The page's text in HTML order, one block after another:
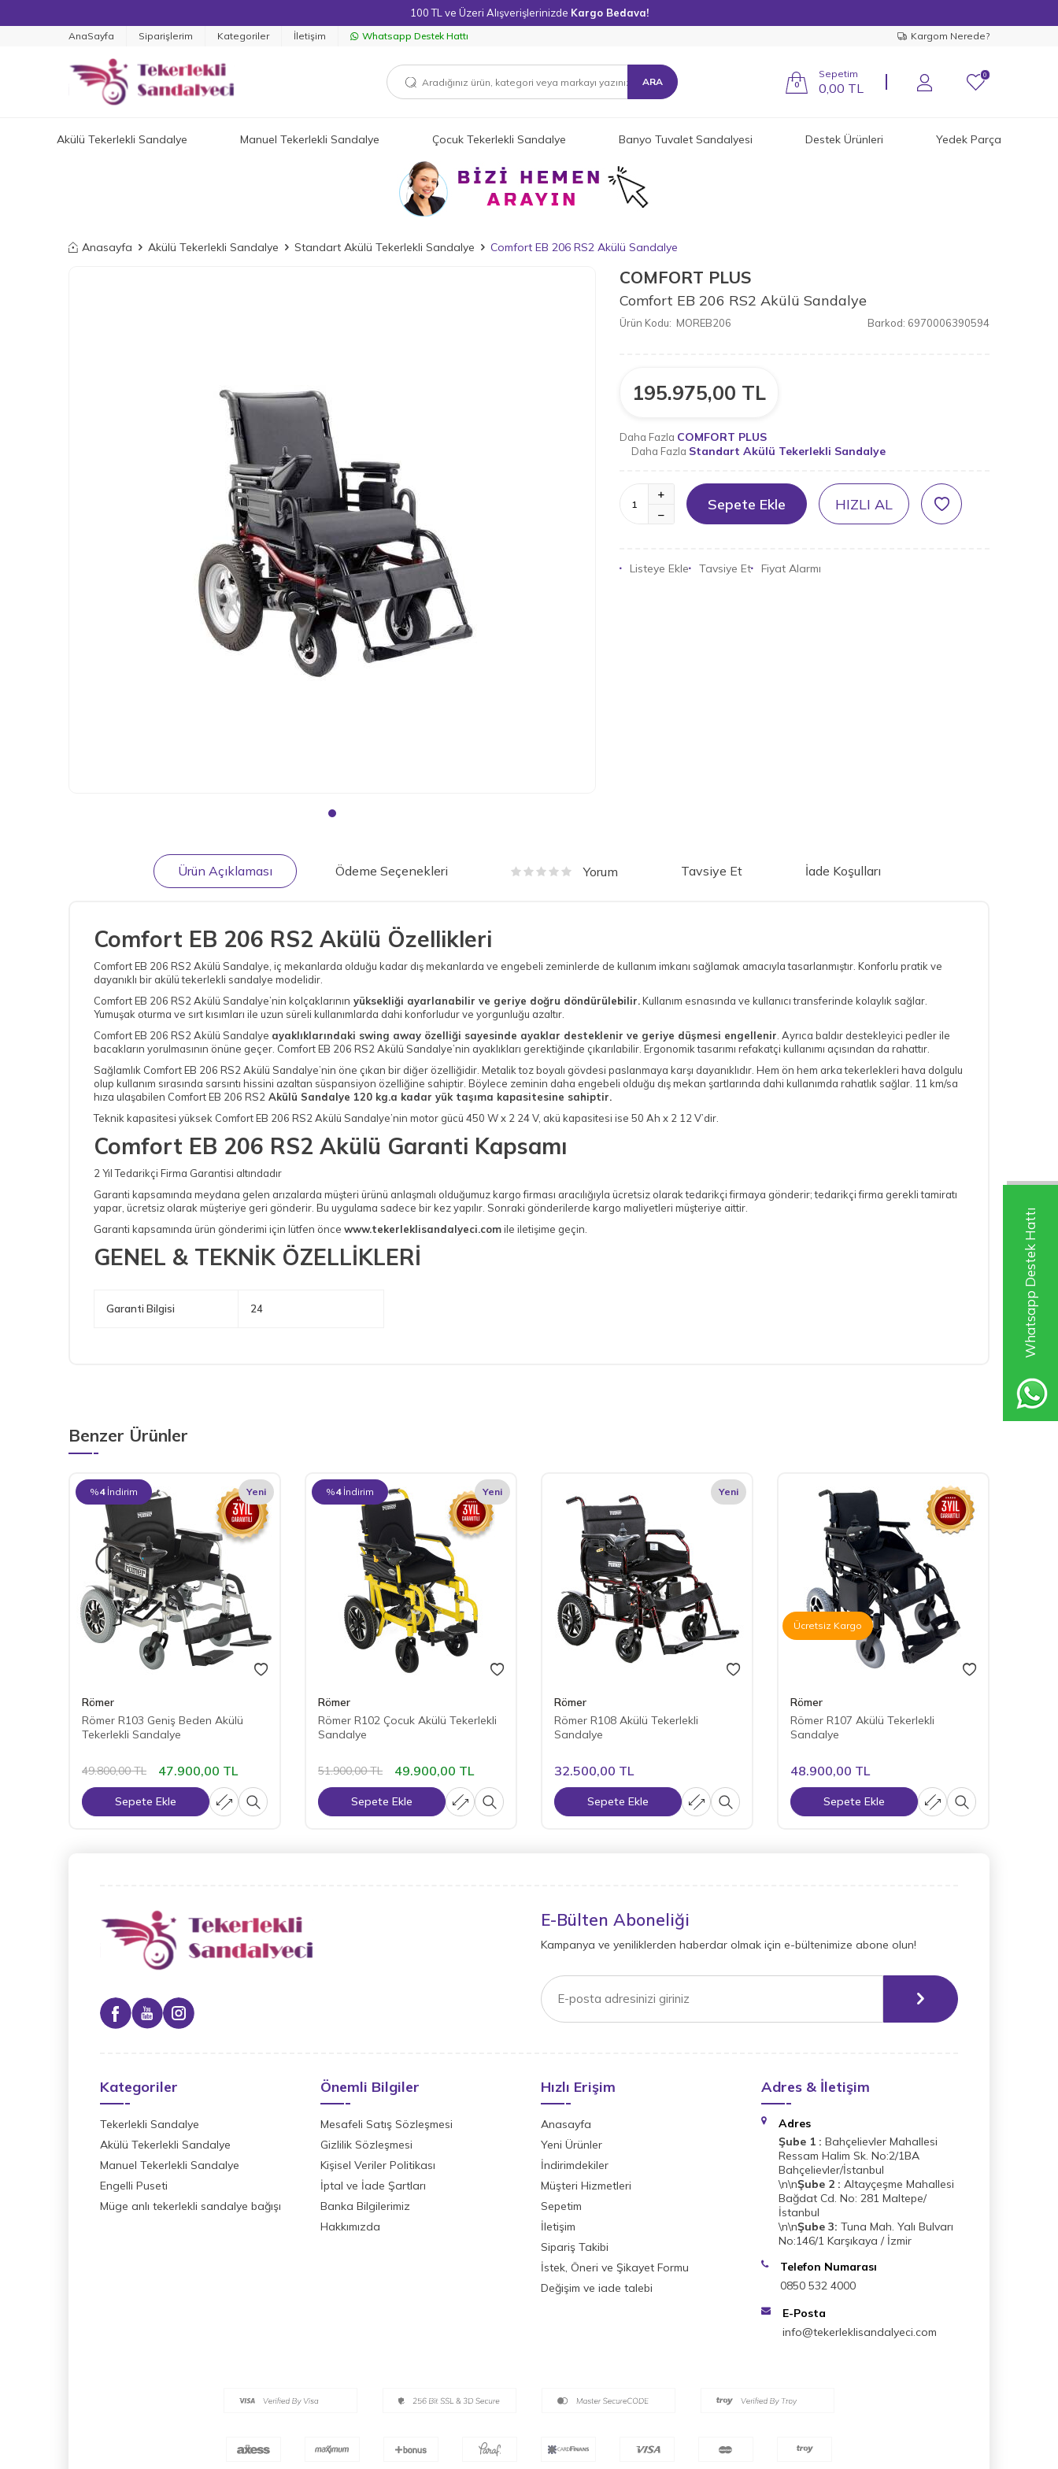
Whatsapp Destek Hattı
100 TL ve Üzeri Alışverişlerinizde Kargo Bedava!
AnaSayfa Siparişlerim Kategoriler İletişim Whatsapp Destek Hattı Kargom Nerede?
ARA 0
Sepetim
0,00 TL
0
Akülü Tekerlekli Sandalye Manuel Tekerlekli Sandalye Çocuk Tekerlekli Sandalye Banyo Tuvalet Sandalyesi Destek Ürünleri Yedek Parça
Anasayfa Akülü Tekerlekli Sandalye Standart Akülü Tekerlekli Sandalye Comfort EB 206 RS2 Akülü Sandalye
COMFORT PLUS
Comfort EB 206 RS2 Akülü Sandalye
Ürün Kodu: MOREB206 Barkod: 6970006390594
195.975,00 TL
Daha Fazla COMFORT PLUS
Daha Fazla Standart Akülü Tekerlekli Sandalye
Sepete Ekle HIZLI AL
Listeye Ekle Tavsiye Et Fiyat Alarmı
Ürün Açıklaması Ödeme Seçenekleri Yorum Tavsiye Et İade Koşulları
Comfort EB 206 RS2 Akülü Özellikleri
Comfort EB 206 RS2 Akülü Sandalye, iç mekanlarda olduğu kadar dış mekanlarda ve engebeli zeminlerde de kullanım imkanı sağlamak amacıyla tasarlanmıştır. Konforlu pratik ve
dayanıklı bir akülü tekerlekli sandalye modelidir.
Comfort EB 206 RS2 Akülü Sandalye’nin kolçaklarının yüksekliği ayarlanabilir ve geriye doğru döndürülebilir.Kullanım esnasında ve kullanıcı transferinde kolaylık sağlar.
Yumuşak oturma ve sırt kısımları ile uzun süreli kullanımlarda dahi konforludur ve yorgunluğu azaltır.
Comfort EB 206 RS2 Akülü Sandalye ayaklıklarındaki swing away özelliği sayesinde ayaklar desteklenir ve geriye düşmesi engellenir . Ayrıca baldır destekleyici pedler ile
bacakların yorulmasının önüne geçer. Comfort EB 206 RS2 Akülü Sandalye’nin ayaklıkları gerektiğinde çıkarılabilir. Ergonomik tasarımı refakatçi kullanımı açısından da rahattır.
Sağlamlık Comfort EB 206 RS2 Akülü Sandalye’nin öne çıkan bir diğer özelliğidir. Metalik toz boyalı gövdesi paslanmaya karşı dayanıklıdır. Hem ön hem arka tekerlekleri hava dolgulu
olup kullanım sırasında sarsıntı hissini azaltan süspansiyon özelliğine sahiptir. Böylece zeminin daha engebeli olduğu dış mekan şartlarında dahi kullanımda rahatlık sağlar. 11 km/sa
hıza ulaşabilen Comfort EB 206 RS2 Akülü Sandalye 120 kg.a kadar yük taşıma kapasitesine sahiptir.
Teknik kapasitesi yüksek Comfort EB 206 RS2 Akülü Sandalye’nin motor gücü 450 W x 2 24 V, akü kapasitesi ise 50 Ah x 2 12 V’dir.
Comfort EB 206 RS2 Akülü Garanti Kapsamı
2 Yıl Tedarikçi Firma Garantisi altındadır
Garanti kapsamında meydana gelen arızalarda müşteri ürünü anlaşmalı olduğumuz kargo firması aracılığıyla ücretsiz olarak tedarikçi firmaya gönderir; tedarikçi firma gerekli tamiratı
yapar, ücretsiz olarak müşteriye geri gönderir. Bu uygulama sadece bir kez yapılır. Sonraki gönderilerde kargo maliyetleri müşteriye aittir.
Garanti kapsamında ürün gönderimi için lütfen önce www.tekerleklisandalyeci.comile iletişime geçin.
GENEL & TEKNİK ÖZELLİKLERİ
Garanti Bilgisi 24
Benzer Ürünler
%4 İndirim Yeni
Römer
Römer R103 Geniş Beden Akülü
Tekerlekli Sandalye
49.800,00TL 47.900,00 TL
Sepete Ekle
%4 İndirim Yeni
Römer
Römer R102 Çocuk Akülü Tekerlekli
Sandalye
51.900,00TL 49.900,00 TL
Sepete Ekle
Yeni
Römer
Römer R108 Akülü Tekerlekli
Sandalye
32.500,00 TL
Sepete Ekle
Ücretsiz Kargo
Römer
Römer R107 Akülü Tekerlekli
Sandalye
48.900,00 TL
Sepete Ekle
E-Bülten Aboneliği
Kampanya ve yeniliklerden haberdar olmak için e-bültenimize abone olun!
Kategoriler
Tekerlekli Sandalye
Akülü Tekerlekli Sandalye
Manuel Tekerlekli Sandalye
Engelli Puseti
Müge anlı tekerlekli sandalye bağışı
Önemli Bilgiler
Mesafeli Satış Sözleşmesi
Gizlilik Sözleşmesi
Kişisel Veriler Politikası
İptal ve İade Şartları
Banka Bilgilerimiz
Hakkımızda
Hızlı Erişim
Anasayfa
Yeni Ürünler
İndirimdekiler
Müşteri Hizmetleri
Sepetim
İletişim
Sipariş Takibi
İstek, Öneri ve Şikayet Formu
Değişim ve iade talebi
Adres & İletişim
Adres
Şube 1 : Bahçelievler Mahallesi
Ressam Halim Sk. No:2/1BA
Bahçelievler/İstanbul
\n\nŞube 2 : Altayçeşme Mahallesi
Bağdat Cd. No: 281 Maltepe/
İstanbul
\n\nŞube 3: Tuna Mah. Yalı Bulvarı
No:146/1 Karşıkaya / İzmir
Telefon Numarası
0850 532 4000
E-Posta
info@tekerleklisandalyeci.com